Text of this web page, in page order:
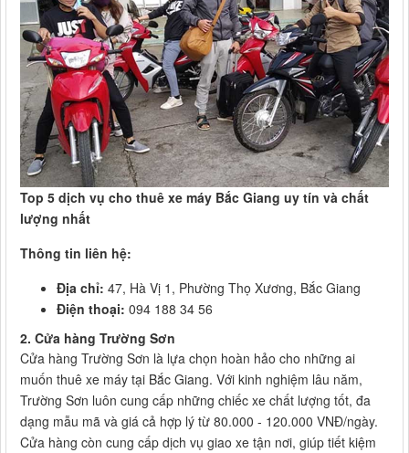
Top 5 dịch vụ cho thuê xe máy Bắc Giang uy tín và chất
lượng nhất
Thông tin liên hệ:
Địa chỉ: 47, Hà Vị 1, Phường Thọ Xương, Bắc Giang
Điện thoại: 094 188 34 56
2. Cửa hàng Trường Sơn
Cửa hàng Trường Sơn là lựa chọn hoàn hảo cho những ai
muốn thuê xe máy tại Bắc Giang. Với kinh nghiệm lâu năm,
Trường Sơn luôn cung cấp những chiếc xe chất lượng tốt, đa
dạng mẫu mã và giá cả hợp lý từ 80.000 - 120.000 VNĐ/ngày.
Cửa hàng còn cung cấp dịch vụ giao xe tận nơi, giúp tiết kiệm